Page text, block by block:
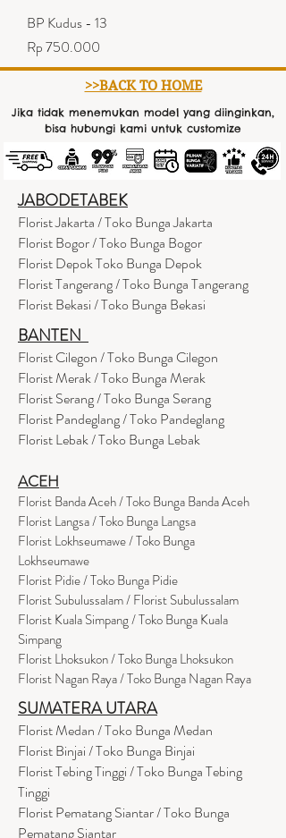
BP Kudus - 13
Harga
Rp 750.000
>>BACK TO HOME
Jika tidak menemukan model yang diinginkan,
bisa hubungi kami untuk customize
JABODETABEK
Florist Jakarta / Toko Bunga Jakarta
Florist Bogor / Toko Bunga Bogor
Florist Depok Toko Bunga Depok
Florist Tangerang / Toko Bunga Tangerang
Florist Bekasi / Toko Bunga Bekasi
BANTEN
Florist Cilegon / Toko Bunga Cilegon
Florist Merak / Toko Bunga Merak
Florist Serang / Toko Bunga Serang
Florist Pandeglang / Toko Pandeglang
Florist Lebak / Toko Bunga Lebak
ACEH
Florist Banda Aceh / Toko Bunga Banda Aceh
Florist Langsa / Toko Bunga Langsa
Florist Lokhseumawe / Toko Bunga
Lokhseumawe
Florist Pidie / Toko Bunga Pidie
Florist Subulussalam / Florist Subulussalam
Florist Kuala Simpang / Toko Bunga Kuala
Simpang
Florist Lhoksukon / Toko Bunga Lhoksukon
Florist Nagan Raya / Toko Bunga Nagan Raya
SUMATERA UTARA
Florist Medan / Toko Bunga Medan
Florist Binjai / Toko Bunga Binjai
Florist Tebing Tinggi / Toko Bunga Tebing
Tinggi
Florist Pematang Siantar / Toko Bunga
Pematang Siantar